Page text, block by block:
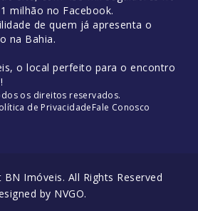
milhão no Facebook.
de quem já apresenta o
na Bahia.
o local perfeito para o encontro
os direitos reservados.
de PrivacidadeFale Conosco
Imóveis. All Rights Reserved
by NVGO.